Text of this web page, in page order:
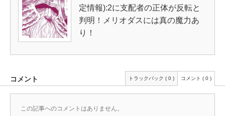
定情報):2に支配者の正体が反転と
判明！メリオダスには真の魔力あ
り！
コメント トラックバック ( 0 ) コメント ( 0 )
この記事へのコメントはありません。